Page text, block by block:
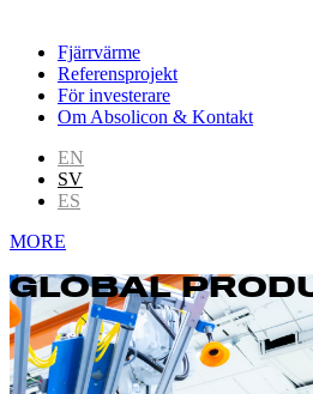
Fjärrvärme
Referensprojekt
För investerare
Om Absolicon & Kontakt
EN
SV
ES
MORE
GLOBAL